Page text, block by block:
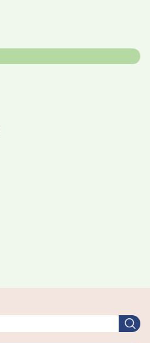
搜
尋